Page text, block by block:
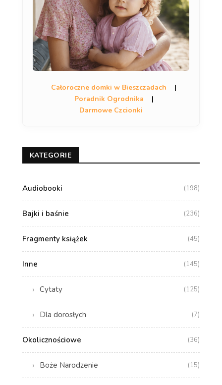
Całoroczne domki w Bieszczadach
|
Poradnik Ogrodnika
|
Darmowe Czcionki
KATEGORIE
Audiobooki (198)
Bajki i baśnie (236)
Fragmenty książek (45)
Inne (145)
Cytaty (125)
Dla dorosłych (7)
Okolicznościowe (36)
Boże Narodzenie (15)